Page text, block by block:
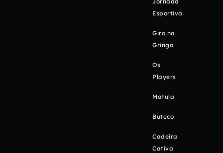
Esportiva
Giro na
Gringa
Os
Players
Matula
Buteco
Cadeira
Cativa